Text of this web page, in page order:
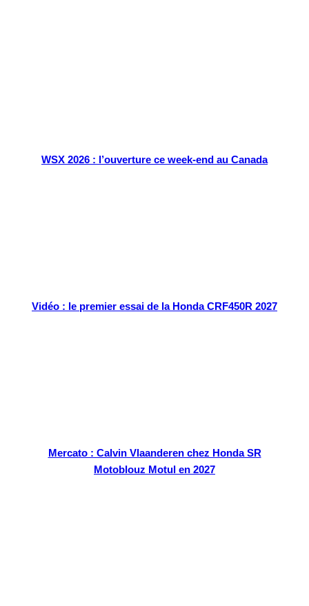
WSX 2026 : l’ouverture ce week-end au Canada
Vidéo : le premier essai de la Honda CRF450R 2027
Mercato : Calvin Vlaanderen chez Honda SR
Motoblouz Motul en 2027